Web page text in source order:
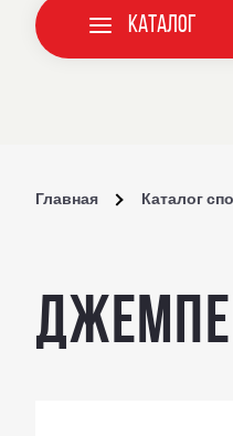
Каталог
Главная Каталог